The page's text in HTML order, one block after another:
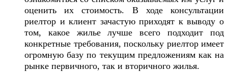
оценить их стоимость. В ходе консультации
риелтор и клиент зачастую приходят к выводу о
том, какое жилье лучше всего подходит под
конкретные требования, поскольку риелтор имеет
огромную базу по текущим предложениям как на
рынке первичного, так и вторичного жилья.